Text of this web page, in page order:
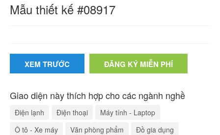
Mẫu thiết kế #08917
XEM TRƯỚC ĐĂNG KÝ MIỄN PHÍ
Giao diện này thích hợp cho các ngành nghề
Điện lạnh Điện thoại
Máy tính - Laptop
Ô tô - Xe máy
Văn phòng phẩm
Đồ gia dụng